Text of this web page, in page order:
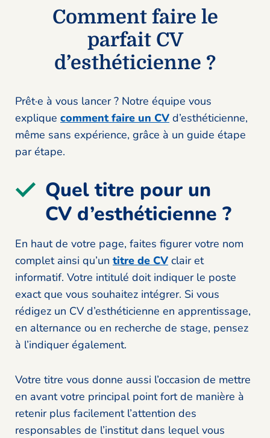
Comment faire le
parfait CV
d’esthéticienne ?
Prêt·e à vous lancer ? Notre équipe vous
explique comment faire un CV d’esthéticienne,
même sans expérience, grâce à un guide étape
par étape.
Quel titre pour un
CV d’esthéticienne ?
En haut de votre page, faites figurer votre nom
complet ainsi qu’un titre de CV clair et
informatif. Votre intitulé doit indiquer le poste
exact que vous souhaitez intégrer. Si vous
rédigez un CV d’esthéticienne en apprentissage,
en alternance ou en recherche de stage, pensez
à l’indiquer également.
Votre titre vous donne aussi l’occasion de mettre
en avant votre principal point fort de manière à
retenir plus facilement l’attention des
responsables de l’institut dans lequel vous